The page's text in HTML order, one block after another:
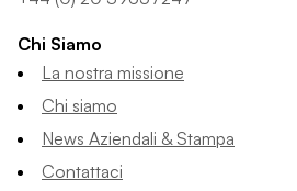
Chi Siamo
La nostra missione
Chi siamo
News Aziendali & Stampa
Contattaci